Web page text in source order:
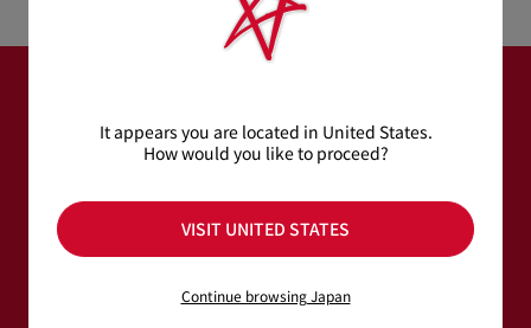
120mmのスティレットヒールにセットされ、ブランドを象徴す
るルビレッドの「エバーラスティングレッド」ソールが鮮やか
てられ、華やかでありながら洗練された印象に。
パッド入りのインソールが快適な履き心地を叶え、オープント
ーシーズンにふさわしい一足です。
もっと読む
メールアドレス＊
登録する
It appears you are located in United States.
How would you like to proceed?
VISIT UNITED STATES
Continue browsing Japan